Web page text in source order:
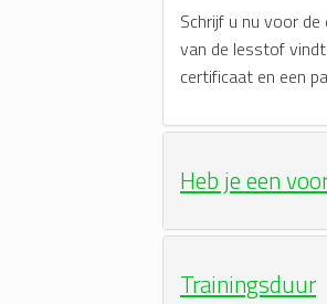
Schrijf u nu voor de
van de lesstof
certificaat en een
Heb je een
Trainingsduur